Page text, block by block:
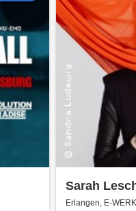
Sarah
Widerstand
Erlangen, E-